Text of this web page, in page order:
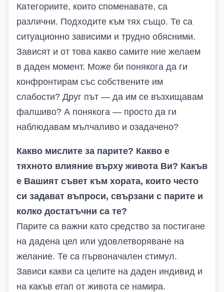
Категориите, които споменавате, са
различни. Подходите към тях също. Те са
ситуационно зависими и трудно обясними.
Зависят и от това какво самите ние желаем
в даден момент. Може би понякога да ги
конфронтирам със собствените им
слабости? Друг път — да им се възхищавам
фалшиво? А понякога — просто да ги
наблюдавам мълчаливо и озадачено?
Какво мислите за парите? Какво е
тяхното влияние върху живота Ви? Какъв
е Вашият съвет към хората, които често
си задават въпроси, свързани с парите и
колко достатъчни са те?
Парите са важни като средство за постигане
на дадена цел или удовлетворяване на
желание. Те са първоначален стимул.
Зависи какви са целите на даден индивид и
на какъв етап от живота се намира.